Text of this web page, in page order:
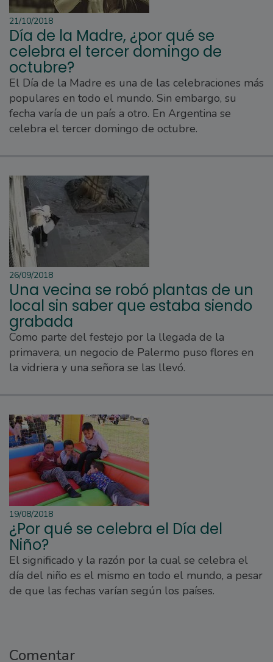
21/10/2018
Día de la Madre, ¿por qué se
celebra el tercer domingo de
octubre?
El Día de la Madre es una de las celebraciones más
populares en todo el mundo. Sin embargo, su
fecha varía de un país a otro. En Argentina se
celebra el tercer domingo de octubre.
26/09/2018
Una vecina se robó plantas de un
local sin saber que estaba siendo
grabada
Como parte del festejo por la llegada de la
primavera, un negocio de Palermo puso flores en
la vidriera y una señora se las llevó.
19/08/2018
¿Por qué se celebra el Día del
Niño?
El significado y la razón por la cual se celebra el
día del niño es el mismo en todo el mundo, a pesar
de que las fechas varían según los países.
Comentar